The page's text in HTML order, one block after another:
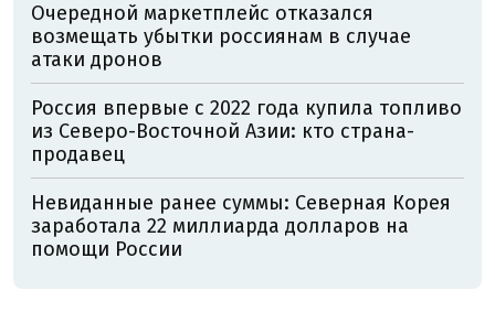
Очередной маркетплейс отказался
возмещать убытки россиянам в случае
атаки дронов
Россия впервые с 2022 года купила топливо
из Северо-Восточной Азии: кто страна-
продавец
Невиданные ранее суммы: Северная Корея
заработала 22 миллиарда долларов на
помощи России